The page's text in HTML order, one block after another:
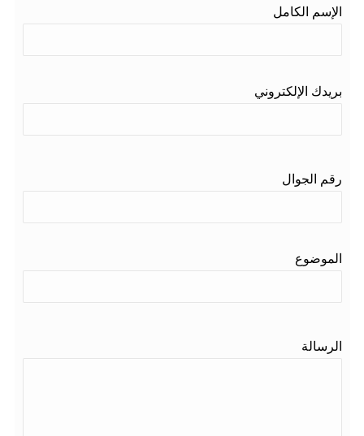
الإسم الكامل
بريدك الإلكتروني
رقم الجوال
الموضوع
الرسالة